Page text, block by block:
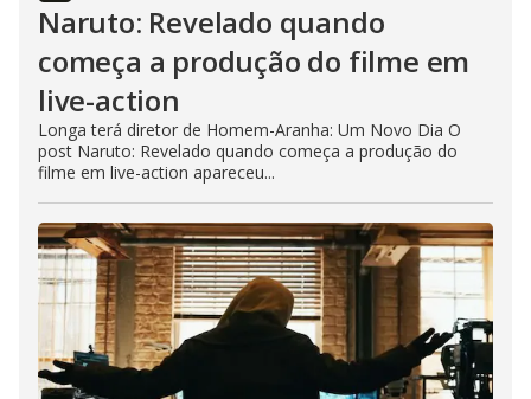
Naruto: Revelado quando
começa a produção do filme em
live-action
Longa terá diretor de Homem-Aranha: Um Novo Dia O
post Naruto: Revelado quando começa a produção do
filme em live-action apareceu...